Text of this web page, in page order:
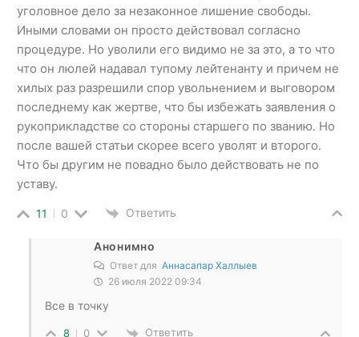
уголовное дело за незаконное лишение свободы.
Иными словами он просто действовал согласно
процедуре. Но уволили его видимо не за это, а то что
что он люлей надавал тупому лейтенанту и причем не
хилых раз разрешили спор увольнением и выговором
последнему как жертве, что бы избежать заявления о
рукоприкладстве со стороны старшего по званию. Но
после вашей статьи скорее всего уволят и второго.
Что бы другим не повадно было действовать не по
уставу.
11 0 Ответить
Анонимно
Ответ для Аннасапар Халлыев
26 июля 2022 09:34
Все в точку
8 0 Ответить